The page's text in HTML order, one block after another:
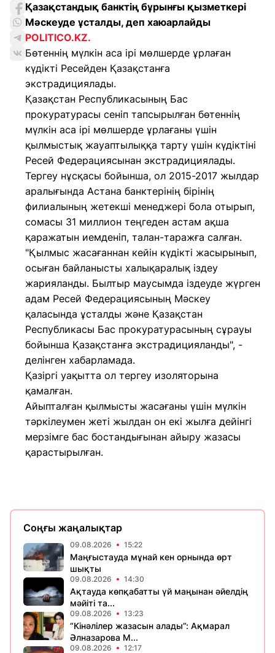
Қазақстандық банктің бұрынғы қызметкері
Мәскеуде ұсталды, деп хаюарлайды
POLITICO.KZ.
Бөтеннің мүлкін аса ірі мөлшерде ұрлаған
күдікті Ресейден Қазақстанға
экстрадициялады.
Қазақстан Республикасының Бас
прокуратурасы сеніп тапсырылған бөтеннің
мүлкін аса ірі мөлшерде ұрлағаны үшін
қылмыстық жауаптылыққа тарту үшін күдіктіні
Ресей Федерациясынан экстрадициялады.
Тергеу нұсқасы бойынша, ол 2015-2017 жылдар
аралығында Астана банктерінің бірінің
филиалының жетекші менеджері бола отырып,
сомасы 31 миллион теңгеден астам ақша
қаражатын иемденіп, талан-таражға салған.
"Қылмыс жасағаннан кейін күдікті жасырынып,
осыған байланысты халықаралық іздеу
жарияланды. Былтыр маусымда іздеуде жүрген
адам Ресей Федерациясының Мәскеу
қаласында ұсталды және Қазақстан
Республикасы Бас прокуратурасының сұрауы
бойынша Қазақстанға экстрадицияланды", -
делінген хабарламада.
Қазіргі уақытта ол тергеу изоляторына
қамалған.
Айыпталған қылмысты жасағаны үшін мүлкін
тәркілеумен жеті жылдан он екі жылға дейінгі
мерзімге бас бостандығынан айыру жазасы
қарастырылған.
Соңғы жаңалықтар
09.08.2026 15:22
Маңғыстауда мұнай кен орнында өрт
шықты
09.08.2026 14:30
Ақтауда көпқабатты үй маңынан әйелдің
мәйіті та...
09.08.2026 13:23
“Кінәлілер жазасын алады”: Ақмарал
Әлназарова М...
09.08.2026 12:17